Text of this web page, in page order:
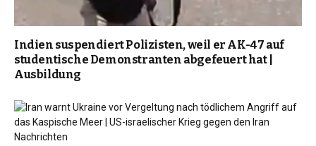
Indien suspendiert Polizisten, weil er AK-47 auf
studentische Demonstranten abgefeuert hat |
Ausbildung